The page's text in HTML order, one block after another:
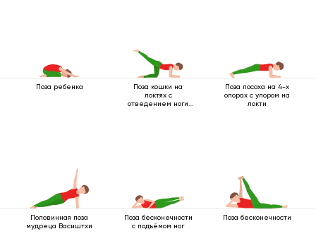
Поза ребенка
Поза кошки на
локтях с
отведением ноги
Поза посоха на 4-х
опорах с упором на
локти
Половинная поза
мудреца Васиштхи
Поза бесконечности
с подъёмом ног
Поза бесконечности